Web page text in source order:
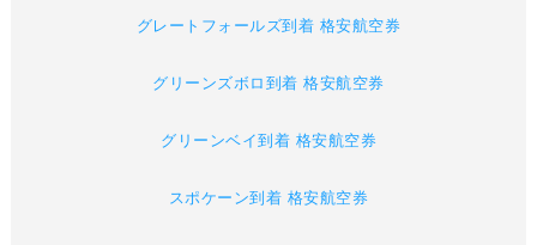
グレートフォールズ到着 格安航空券
グリーンズボロ到着 格安航空券
グリーンベイ到着 格安航空券
スポケーン到着 格安航空券